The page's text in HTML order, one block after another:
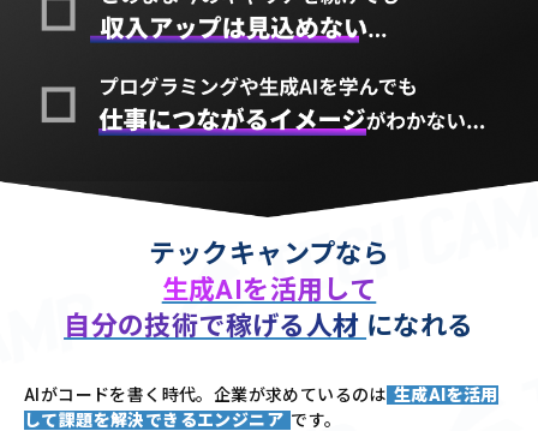
テックキャンプなら
生成AIを活用して
自分の技術で稼げる人材 になれる
AIがコードを書く時代。企業が求めているのは 生成AIを活用
して課題を解決できるエンジニア です。